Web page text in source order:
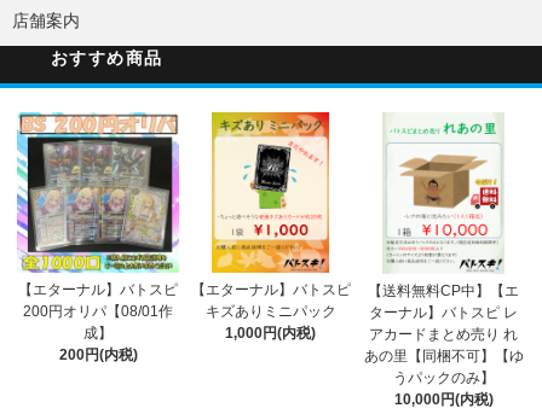
店舗案内
おすすめ商品
【エターナル】バトスピ
200円オリパ【08/01作
成】
200円(内税)
【エターナル】バトスピ
キズありミニパック
1,000円(内税)
【送料無料CP中】【エ
ターナル】バトスピ レ
アカードまとめ売り れ
あの里【同梱不可】【ゆ
うパックのみ】
10,000円(内税)